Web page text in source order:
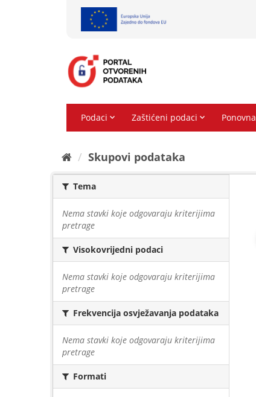
Skupovi podаtаkа
Tema
Nema stavki koje odgovaraju kriterijima
pretrage
Visokovrijedni podaci
Nema stavki koje odgovaraju kriterijima
pretrage
Frekvencija osvježavanja podataka
Nema stavki koje odgovaraju kriterijima
pretrage
Formati